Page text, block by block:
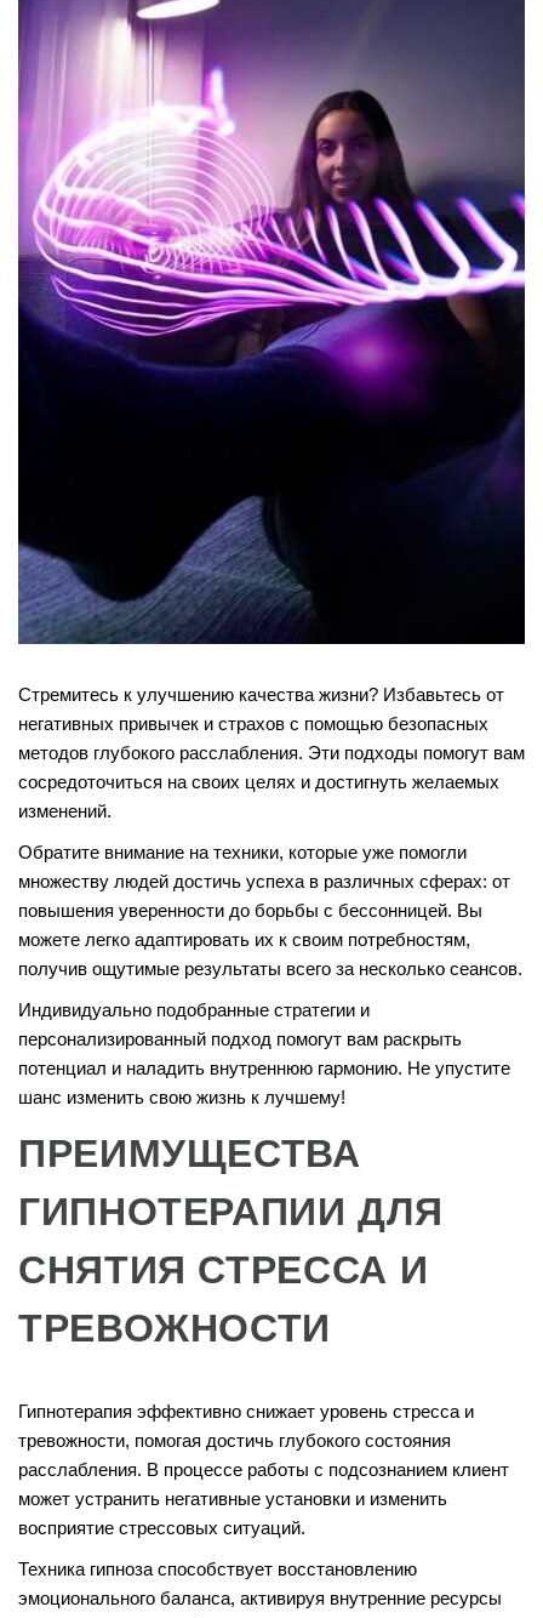
Стремитесь к улучшению качества жизни? Избавьтесь от
негативных привычек и страхов с помощью безопасных
методов глубокого расслабления. Эти подходы помогут вам
сосредоточиться на своих целях и достигнуть желаемых
изменений.
Обратите внимание на техники, которые уже помогли
множеству людей достичь успеха в различных сферах: от
повышения уверенности до борьбы с бессонницей. Вы
можете легко адаптировать их к своим потребностям,
получив ощутимые результаты всего за несколько сеансов.
Индивидуально подобранные стратегии и
персонализированный подход помогут вам раскрыть
потенциал и наладить внутреннюю гармонию. Не упустите
шанс изменить свою жизнь к лучшему!
ПРЕИМУЩЕСТВА
ГИПНОТЕРАПИИ ДЛЯ
СНЯТИЯ СТРЕССА И
ТРЕВОЖНОСТИ
Гипнотерапия эффективно снижает уровень стресса и
тревожности, помогая достичь глубокого состояния
расслабления. В процессе работы с подсознанием клиент
может устранить негативные установки и изменить
восприятие стрессовых ситуаций.
Техника гипноза способствует восстановлению
эмоционального баланса, активируя внутренние ресурсы